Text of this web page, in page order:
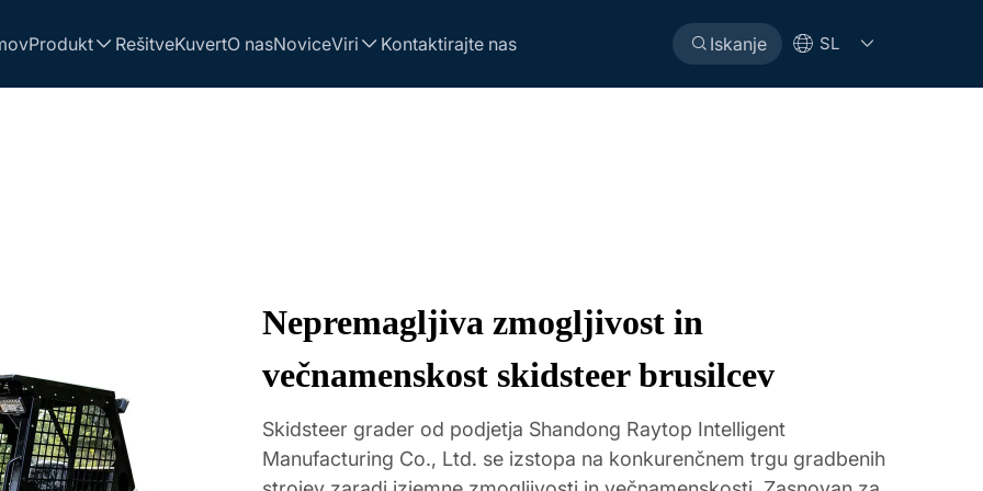
Produkt RešitveKuvertO nasNoviceViri Kontaktirajte nas Iskanje SL
Nepremagljiva zmogljivost in
večnamenskost skidsteer brusilcev
Skidsteer grader od podjetja Shandong Raytop Intelligent
Manufacturing Co., Ltd. se izstopa na konkurenčnem trgu gradbenih